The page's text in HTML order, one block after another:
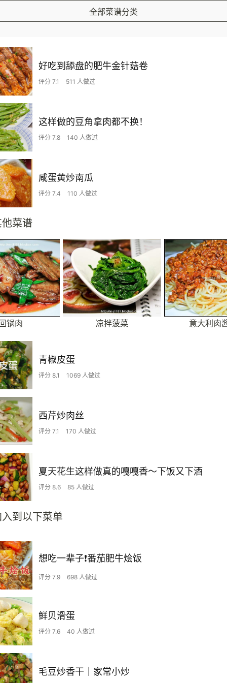
全部菜谱分类
好吃到舔盘的肥牛金针菇卷
评分 7.1 511 人做过
这样做的豆角拿肉都不换！
评分 7.8 140 人做过
咸蛋黄炒南瓜
评分 7.4 110 人做过
菜谱
锅肉 凉拌菠菜 意大利肉
青椒皮蛋
评分 8.1 1069 人做过
西芹炒肉丝
评分 7.1 170 人做过
夏天花生这样做真的嘎嘎香～下饭又下酒
评分 8.6 85 人做过
到以下菜单
想吃一辈子❗️番茄肥牛烩饭
评分 7.9 698 人做过
鲜贝滑蛋
评分 7.6 40 人做过
毛豆炒香干｜家常小炒